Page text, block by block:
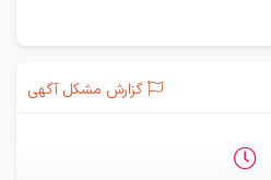
گزارش مشکل آگهی